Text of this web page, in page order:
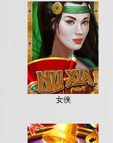
女侠